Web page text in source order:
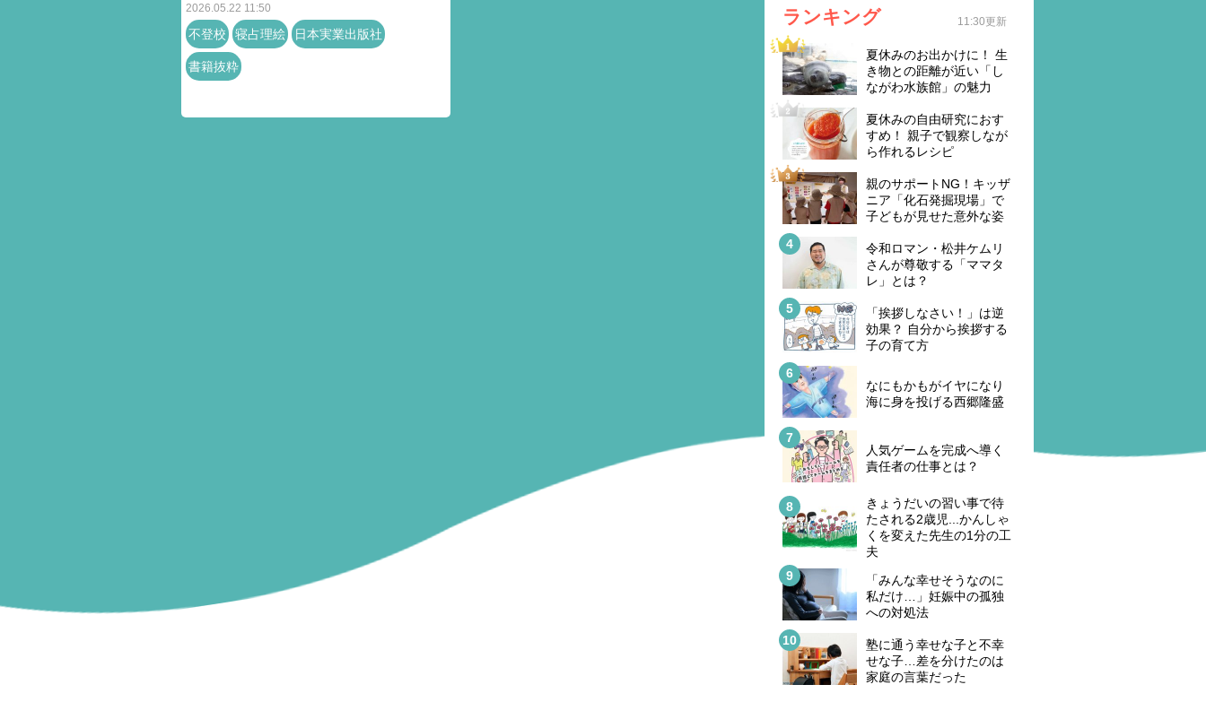
2026.05.22 11:50
不登校 寝占理絵 日本実業出版社
書籍抜粋
ランキング 11:30更新
夏休みのお出かけに！ 生
き物との距離が近い「し
ながわ水族館」の魅力
夏休みの自由研究におす
すめ！ 親子で観察しなが
ら作れるレシピ
親のサポートNG！キッザ
ニア「化石発掘現場」で
子どもが見せた意外な姿
令和ロマン・松井ケムリ
さんが尊敬する「ママタ
レ」とは？
「挨拶しなさい！」は逆
効果？ 自分から挨拶する
子の育て方
なにもかもがイヤになり
海に身を投げる西郷隆盛
人気ゲームを完成へ導く
責任者の仕事とは？
きょうだいの習い事で待
たされる2歳児...かんしゃ
くを変えた先生の1分の工
夫
「みんな幸せそうなのに
私だけ…」妊娠中の孤独
への対処法
塾に通う幸せな子と不幸
せな子…差を分けたのは
家庭の言葉だった